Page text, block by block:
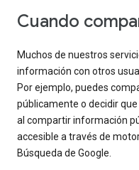
Cuando
Muchos de nuestros
información con otros
Por ejemplo, puedes
públicamente o decidir
al compartir información
accesible a través de
Búsqueda de Google.